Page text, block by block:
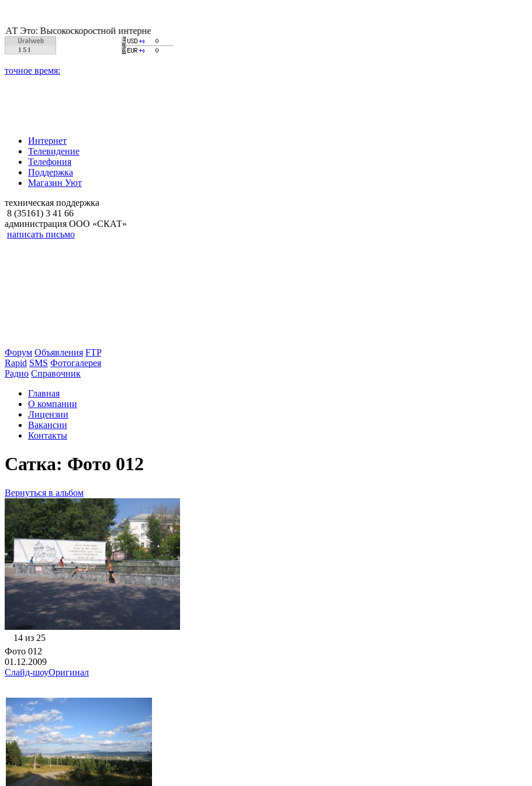
интернет, качественное цифровое и кабельное телевиденье, надежное и быстрое продвижение вашей рекламы!
Интернет
Телевидение
Телефония
Поддержка
Магазин Уют
техническая поддержка
8 (35161) 3 41 66
администрация ООО «СКАТ»
написать письмо
Форум Объявления FTP
Rapid SMS Фотогалерея
Радио Справочник
Главная
О компании
Лицензии
Вакансии
Контакты
Сатка: Фото 012
Вернуться в альбом
14 из 25
Фото 012
01.12.2009
Слайд-шоуОригинал